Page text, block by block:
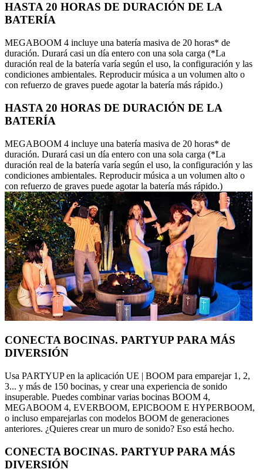
HASTA 20 HORAS DE DURACIÓN DE LA
BATERÍA
MEGABOOM 4 incluye una batería masiva de 20 horas* de
duración. Durará casi un día entero con una sola carga (*La
duración real de la batería varía según el uso, la configuración y las
condiciones ambientales. Reproducir música a un volumen alto o
con refuerzo de graves puede agotar la batería más rápido.)
HASTA 20 HORAS DE DURACIÓN DE LA
BATERÍA
MEGABOOM 4 incluye una batería masiva de 20 horas* de
duración. Durará casi un día entero con una sola carga (*La
duración real de la batería varía según el uso, la configuración y las
condiciones ambientales. Reproducir música a un volumen alto o
con refuerzo de graves puede agotar la batería más rápido.)
CONECTA BOCINAS. PARTYUP PARA MÁS
DIVERSIÓN
Usa PARTYUP en la aplicación UE | BOOM para emparejar 1, 2,
3... y más de 150 bocinas, y crear una experiencia de sonido
insuperable. Puedes combinar varias bocinas BOOM 4,
MEGABOOM 4, EVERBOOM, EPICBOOM E HYPERBOOM,
o incluso emparejarlas con modelos BOOM de generaciones
anteriores. ¿Quieres crear un muro de sonido? Eso está hecho.
CONECTA BOCINAS. PARTYUP PARA MÁS
DIVERSIÓN